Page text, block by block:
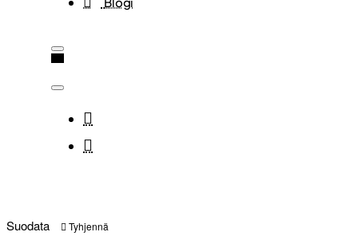
Suodata Tyhjennä